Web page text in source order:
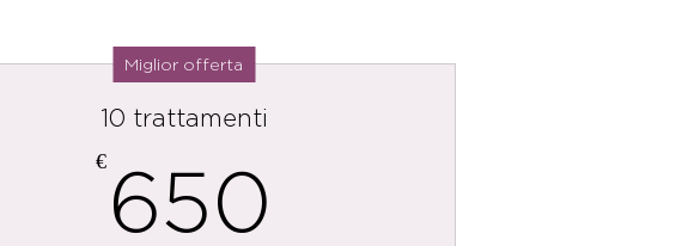
Miglior offerta
10 trattamenti
€ 650